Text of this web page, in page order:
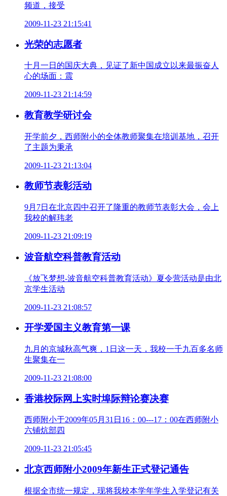
频道，接受
2009-11-23 21:15:41
光荣的志愿者
十月一日的国庆大典，见证了新中国成立以来最振奋人
心的场面：震
2009-11-23 21:14:59
教育教学研讨会
开学前夕，西师附小的全体教师聚集在培训基地，召开
了主题为秉承
2009-11-23 21:13:04
教师节表彰活动
9月7日在北京四中召开了隆重的教师节表彰大会，会上
我校的解玮老
2009-11-23 21:09:19
波音航空科普教育活动
《放飞梦想-波音航空科普教育活动》夏令营活动是由北
京学生活动
2009-11-23 21:08:57
开学爱国主义教育第一课
九月的京城秋高气爽，1日这一天，我校一千九百多名师
生聚集在一
2009-11-23 21:08:00
香港校际网上实时埠际辩论赛决赛
西师附小于2009年05月31日16：00---17：00在西师附小
六铺炕部四
2009-11-23 21:05:45
北京西师附小2009年新生正式登记通告
根据全市统一规定，现将我校本学年学生入学登记有关